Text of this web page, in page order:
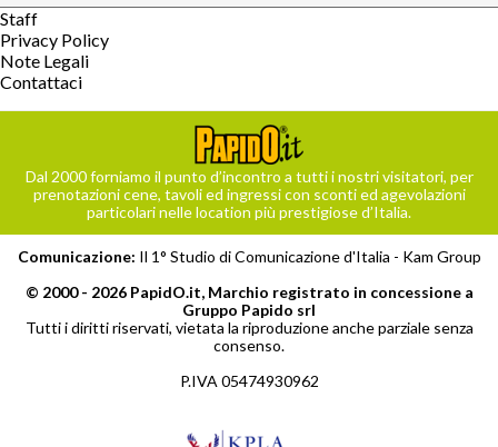
Staff
Privacy Policy
Note Legali
Contattaci
Dal 2000 forniamo il punto d’incontro a tutti i nostri visitatori, per
prenotazioni cene, tavoli ed ingressi con sconti ed agevolazioni
particolari nelle location più prestigiose d’Italia.
Comunicazione: Il 1° Studio di Comunicazione d'Italia - Kam Group
© 2000 - 2026 PapidO.it, Marchio registrato in concessione a
Gruppo Papido srl
Tutti i diritti riservati, vietata la riproduzione anche parziale senza
consenso.
P.IVA 05474930962